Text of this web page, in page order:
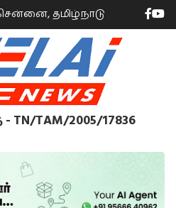
தமிழ்நாடு
TAM/2005/17836